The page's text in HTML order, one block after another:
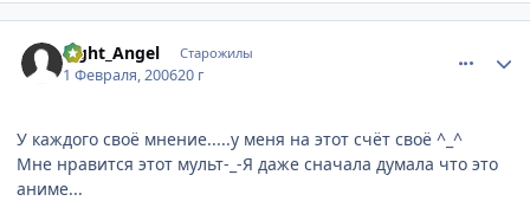
Light_Angel Старожилы
1 Февраля, 200620 г
У каждого своё мнение.....у меня на этот счёт своё ^_^
Мне нравится этот мульт-_-Я даже сначала думала что это
аниме...